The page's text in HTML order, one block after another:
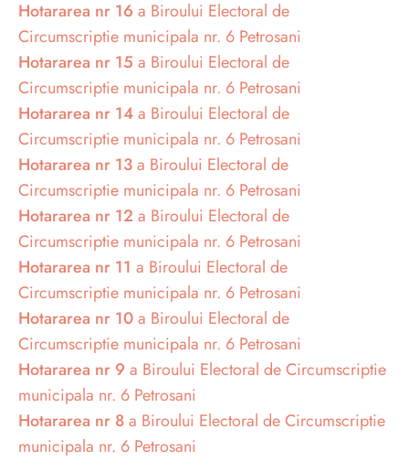
Hotararea nr 16 a Biroului Electoral de
Circumscriptie municipala nr. 6 Petrosani
Hotararea nr 15 a Biroului Electoral de
Circumscriptie municipala nr. 6 Petrosani
Hotararea nr 14a Biroului Electoral de
Circumscriptie municipala nr. 6 Petrosani
Hotararea nr 13a Biroului Electoral de
Circumscriptie municipala nr. 6 Petrosani
Hotararea nr 12 a Biroului Electoral de
Circumscriptie municipala nr. 6 Petrosani
Hotararea nr 11 a Biroului Electoral de
Circumscriptie municipala nr. 6 Petrosani
Hotararea nr 10a Biroului Electoral de
Circumscriptie municipala nr. 6 Petrosani
Hotararea nr 9 a Biroului Electoral de Circumscriptie
municipala nr. 6 Petrosani
Hotararea nr 8a Biroului Electoral de Circumscriptie
municipala nr. 6 Petrosani